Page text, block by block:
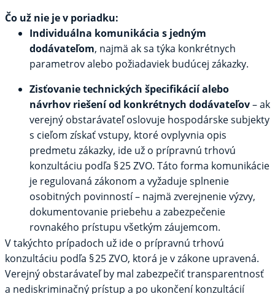
Čo už nie je v poriadku:
Individuálna komunikácia s jedným
dodávateľom, najmä ak sa týka konkrétnych
parametrov alebo požiadaviek budúcej zákazky.
Zisťovanie technických špecifikácií alebo
návrhov riešení od konkrétnych dodávateľov– ak
verejný obstarávateľ oslovuje hospodárske subjekty
s cieľom získať vstupy, ktoré ovplyvnia opis
predmetu zákazky, ide už o prípravnú trhovú
konzultáciu podľa § 25 ZVO. Táto forma komunikácie
je regulovaná zákonom a vyžaduje splnenie
osobitných povinností – najmä zverejnenie výzvy,
dokumentovanie priebehu a zabezpečenie
rovnakého prístupu všetkým záujemcom.
V takýchto prípadoch už ide o prípravnú trhovú
konzultáciu podľa § 25 ZVO, ktorá je v zákone upravená.
Verejný obstarávateľ by mal zabezpečiť transparentnosť
a nediskriminačný prístup a po ukončení konzultácií